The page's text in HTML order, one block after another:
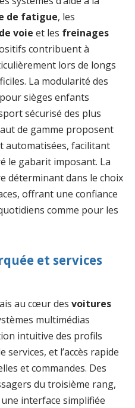
de fatigue, les
voie et les freinages
contribuent à
lors de longs
La modularité des
sièges enfants
sécurisé des plus
de gamme proposent
automatisées, facilitant
le gabarit imposant. La
déterminant dans le choix
offrant une confiance
comme pour les
et services
au cœur des voitures
multimédias
intuitive des profils
et l’accès rapide
et commandes. Des
du troisième rang,
interface simplifiée